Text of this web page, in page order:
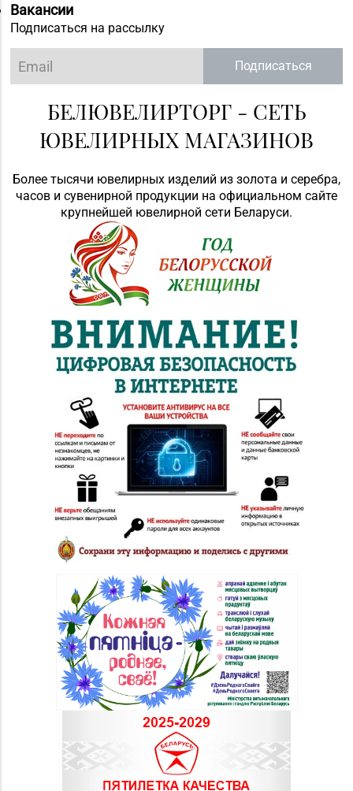
Вакансии
Подписаться на рассылку
Подписаться
БЕЛЮВЕЛИРТОРГ - СЕТЬ
ЮВЕЛИРНЫХ МАГАЗИНОВ
Более тысячи ювелирных изделий из золота и серебра,
часов и сувенирной продукции на официальном сайте
крупнейшей ювелирной сети Беларуси.